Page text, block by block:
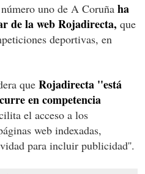
uno de A Coruña ha
de la web Rojadirecta, que
deportivas, en
que Rojadirecta ''está
en competencia
el acceso a los
web indexadas,
para incluir publicidad''.